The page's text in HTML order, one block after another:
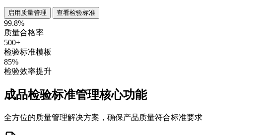
启用质量管理 查看检验标准
99.8%
质量合格率
500+
检验标准模板
85%
检验效率提升
成品检验标准管理核心功能
全方位的质量管理解决方案，确保产品质量符合标准要求